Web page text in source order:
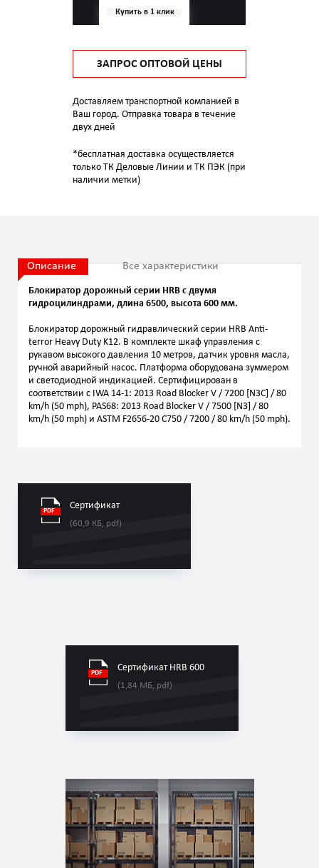
Купить в 1 клик
ЗАПРОС ОПТОВОЙ ЦЕНЫ
Доставляем транспортной компанией в
Ваш город. Отправка товара в течение
двух дней
*бесплатная доставка осуществляется
только ТК Деловые Линии и ТК ПЭК (при
наличии метки)
Сертификат HRB 600
(1,84 МБ, pdf)
Описание Все характеристики
Блокиратор дорожный серии HRB с двумя
гидроцилиндрами, длина 6500, высота 600 мм.
Блокиратор дорожный гидравлический серии HRB Anti-
terror Heavy Duty K12. В комплекте шкаф управления с
рукавом высокого давления 10 метров, датчик уровня масла,
ручной аварийный насос. Платформа оборудована зуммером
и светодиодной индикацией. Сертифицирован в
соответствии с IWA 14-1: 2013 Road Blocker V / 7200 [N3C] / 80
km/h (50 mph), PAS68: 2013 Road Blocker V / 7500 [N3] / 80
km/h (50 mph) и ASTM F2656-20 C750 / 7200 / 80 km/h (50 mph).
Сертификат
(60,9 КБ, pdf)